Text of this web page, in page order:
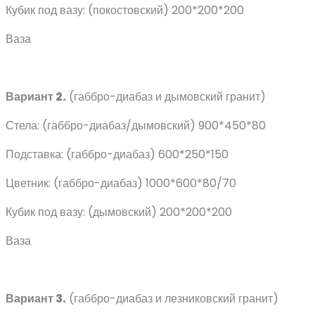
Кубик под вазу: (покостовский) 200*200*200
Ваза
Вариант 2. (габбро-диабаз и дымовский гранит)
Стела: (габбро-диабаз/дымовский) 900*450*80
Подставка: (габбро-диабаз) 600*250*150
Цветник: (габбро-диабаз) 1000*600*80/70
Кубик под вазу: (дымовский) 200*200*200
Ваза
Вариант 3. (габбро-диабаз и лезниковский гранит)